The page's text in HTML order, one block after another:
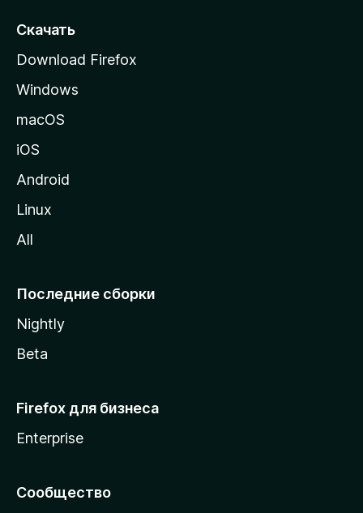
т
а
н
у
M
i
l
Скачать
Download Firefox
Windows
macOS
iOS
Android
Linux
All
Последние сборки
Nightly
Beta
Firefox для бизнеса
Enterprise
Сообщество